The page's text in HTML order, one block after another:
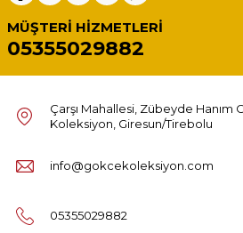
MÜŞTERI HIZMETLERI
05355029882
Çarşı Mahallesi, Zübeyde Hanım
Koleksiyon, Giresun/Tirebolu
info@gokcekoleksiyon.com
05355029882